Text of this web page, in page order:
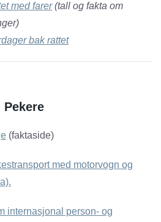
med farer(tall og fakta om
bak rattet
Pekere
(faktaside)
med motorvogn og
internasjonal person- og